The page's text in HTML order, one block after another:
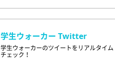
学生ウォーカー Twitter
学生ウォーカーのツイートをリアルタイム
チェック！